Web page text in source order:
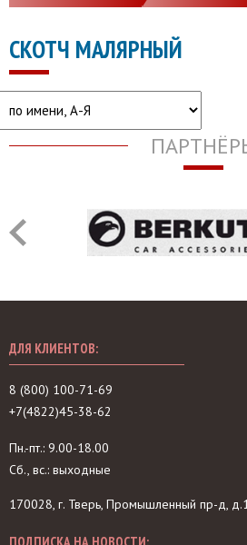
СКОТЧ МАЛЯРНЫЙ
ДЛЯ КЛИЕНТОВ:
8 (800) 100-71-69
+7(4822)45-38-62
Пн.-пт.: 9.00-18.00
Сб., вс.: выходные
170028, г. Тверь, Промышленный пр-д, д.1
ПОДПИСКА НА НОВОСТИ: